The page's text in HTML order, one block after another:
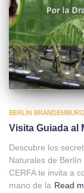
BERLIN BRANDEMBURG
Visita Guiada al
Descubre los
Naturales de
CERFA te invita a
mano de la Read